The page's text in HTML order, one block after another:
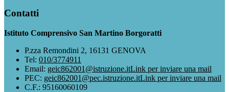
Contatti
Istituto Comprensivo San Martino Borgoratti
P.zza Remondini 2, 16131 GENOVA
Tel: 010/3774911
Email: geic862001@istruzione.itLink per inviare una mail
PEC: geic862001@pec.istruzione.itLink per inviare una mail
C.F.: 95160060109